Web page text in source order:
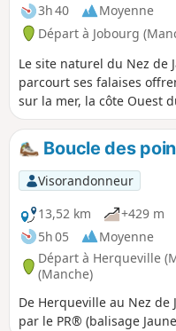
3h 40
Moyenne
Départ à Jobourg
Le site naturel du Nez de
parcourt ses falaises
sur la mer, la côte Ouest
Normandes. Cette
le sentier des falaises et
de charmants hameaux.
Boucle des
Visorandonneur
13,52 km
+429 m
5h 05
Moyenne
Départ à Herqueville
(Manche)
De Herqueville au Nez
par le PR® (balisage